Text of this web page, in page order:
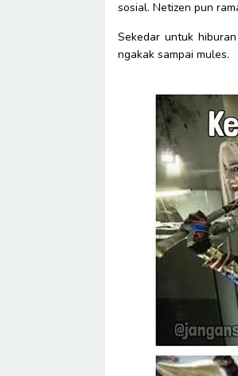
sosial. Netizen pun
Sekedar untuk
ngakak sampai mules.